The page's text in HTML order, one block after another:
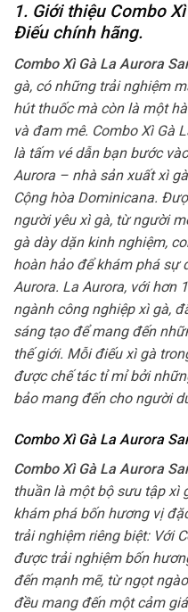
1. Giới thiệu Combo
Điếu chính hãng.
Combo Xì Gà La Aurora
gà, có những trải nghiệm
hút thuốc mà còn là một
và đam mê. Combo Xì Gà
là tấm vé dẫn bạn bước
Aurora – nhà sản xuất xì
Cộng hòa Dominicana.
người yêu xì gà, từ người
gà dày dặn kinh nghiệm,
hoàn hảo để khám phá sự
Aurora. La Aurora, với hơn
ngành công nghiệp xì gà,
sáng tạo để mang đến
thế giới. Mỗi điếu xì gà
được chế tác tỉ mỉ bởi
bảo mang đến cho người
Combo Xì Gà La Aurora
Combo Xì Gà La Aurora
thuần là một bộ sưu tập xì
khám phá bốn hương vị
trải nghiệm riêng biệt: Với
được trải nghiệm bốn
đến mạnh mẽ, từ ngọt
đều mang đến một cảm